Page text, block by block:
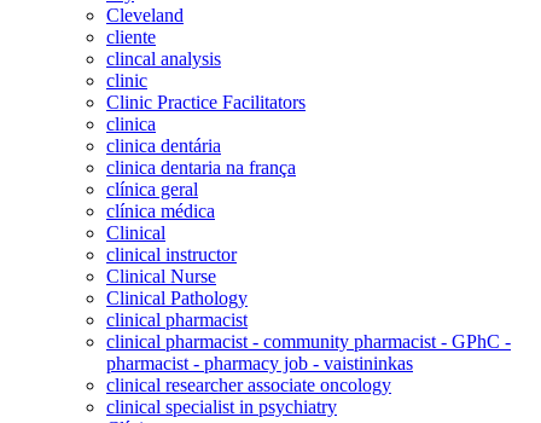
Cleveland
cliente
clincal analysis
clinic
Clinic Practice Facilitators
clinica
clinica dentária
clinica dentaria na frança
clínica geral
clínica médica
Clinical
clinical instructor
Clinical Nurse
Clinical Pathology
clinical pharmacist
clinical pharmacist - community pharmacist - GPhC -
pharmacist - pharmacy job - vaistininkas
clinical researcher associate oncology
clinical specialist in psychiatry